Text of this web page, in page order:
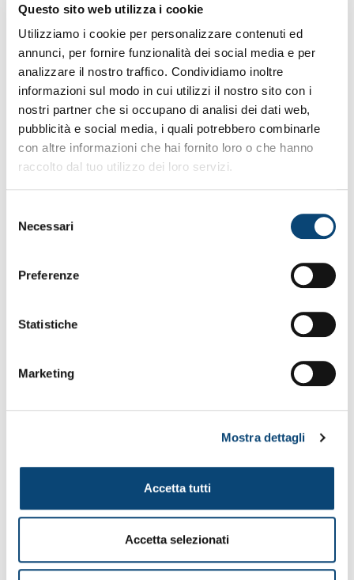
Questo sito web utilizza i cookie
Utilizziamo i cookie per personalizzare contenuti ed
annunci, per fornire funzionalità dei social media e per
analizzare il nostro traffico. Condividiamo inoltre
informazioni sul modo in cui utilizzi il nostro sito con i
nostri partner che si occupano di analisi dei dati web,
pubblicità e social media, i quali potrebbero combinarle
con altre informazioni che hai fornito loro o che hanno
raccolto dal tuo utilizzo dei loro servizi.
delNecessari
Preferenze
Statistiche
Marketing
Mostra dettagli
Accetta tutti
Accetta selezionati